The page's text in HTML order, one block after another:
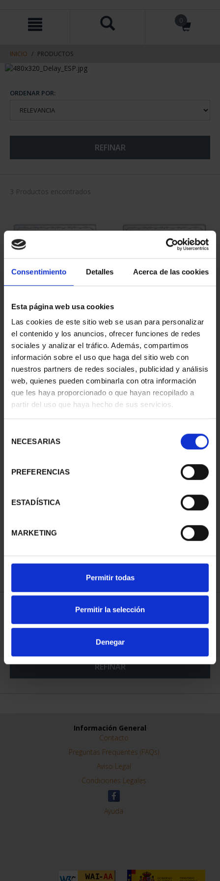
Consentimiento Detalles Acerca de las cookies
Esta página web usa cookies
Las cookies de este sitio web se usan para personalizar
el contenido y los anuncios, ofrecer funciones de redes
sociales y analizar el tráfico. Además, compartimos
información sobre el uso que haga del sitio web con
nuestros partners de redes sociales, publicidad y análisis
web, quienes pueden combinarla con otra información
que les haya proporcionado o que hayan recopilado a
partir del uso que haya hecho de sus servicios.
NECESARIAS
PREFERENCIAS
ESTADÍSTICA
MARKETING
Permitir todas
Permitir la selección
Denegar
contenido
navegacin
0
INICIO PRODUCTOS
ORDENAR POR:
REFINAR
3 Productos encontrados
275 ANIVERSARIO DE
GOYA (2021) PERRO
153,00 €
275 ANIVERSARIO DE
GOYA (2021) LA
COMETA
153,00 €
275 ANIVERSARIO DE
153,00 €
REFINAR
Información General
Contacto
Preguntas Frequentes (FAQs)
Aviso Legal
Condiciones Legales
Ayuda